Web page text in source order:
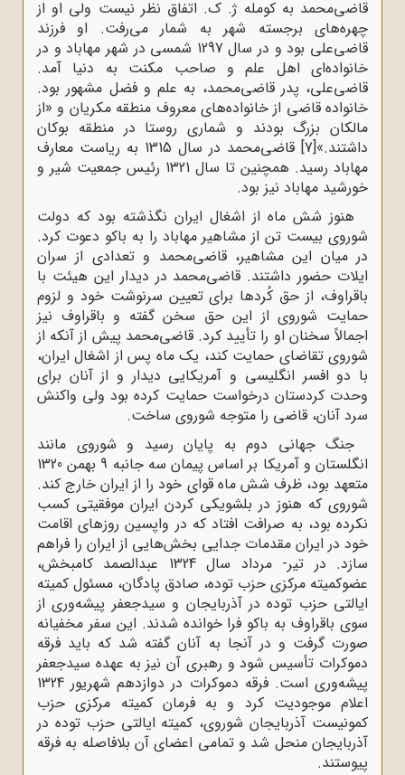
قاضی‌محمد به کومله ژ. ک. اتفاق نظر نیست ولی او از
چهره‌های برجسته شهر به شمار می‌رفت. او فرزند
قاضی‌علی بود و در سال 1297 شمسی در شهر مهاباد و در
خانواده‌ای اهل علم و صاحب مکنت به دنیا آمد.
قاضی‌علی، پدر قاضی‌محمد، به علم و فضل مشهور بود.
خانواده قاضی از خانواده‌های معروف منطقه مکریان و «از
مالکان بزرگ بودند و شماری روستا در منطقه بوکان
داشتند.»[7]
قاضی‌محمد در سال 1315 به ریاست معارف
مهاباد رسید. همچنین تا سال 1321 رئیس جمعیت شیر و
خورشید مهاباد نیز بود.
هنوز شش ماه از اشغال ایران نگذشته بود که دولت
شوروی بیست تن از مشاهیر مهاباد را به باکو دعوت کرد.
در میان این مشاهیر، قاضی‌محمد و تعدادی از سران
ایلات حضور داشتند. قاضی‌محمد در دیدار این هیئت با
باقراوف، از حق کُردها برای تعیین سرنوشت خود و لزوم
حمایت شوروی از این حق سخن گفته و باقراوف نیز
اجمالاً سخنان او را تأیید کرد. قاضی‌محمد پیش از آنکه از
شوروی تقاضای حمایت کند، یک ماه پس از اشغال ایران،
با دو افسر انگلیسی و آمریکایی دیدار و از آنان برای
وحدت کردستان درخواست حمایت کرده بود ولی واکنش
سرد آنان، قاضی را متوجه شوروی ساخت.
جنگ جهانی دوم به پایان رسید و شوروی مانند
انگلستان و آمریکا بر اساس پیمان سه جانبه 9 بهمن 1320
متعهد بود، ظرف شش ماه قوای خود را از ایران خارج کند.
شوروی که هنوز در بلشویکی کردن ایران موفقیتی کسب
نکرده بود، به صرافت افتاد که در واپسین روزهای اقامت
خود در ایران مقدمات جدایی بخش‌هایی از ایران را فراهم
سازد. در تیر- مرداد سال 1324 عبدالصمد کامبخش،
عضوکمیته مرکزی حزب توده، صادق پادگان، مسئول کمیته
ایالتی حزب توده در آذربایجان و سیدجعفر پیشه‌وری از
سوی باقراوف به باکو فرا خوانده شدند. این سفر مخفیانه
صورت گرفت و در آنجا به آنان گفته شد که باید فرقه
دموکرات تأسیس شود و رهبری آن نیز به عهده سیدجعفر
پیشه‌وری است. فرقه دموکرات در دوازدهم شهریور 1324
اعلام موجودیت کرد و به فرمان کمیته مرکزی حزب
کمونیست آذربایجان شوروی، کمیته ایالتی حزب توده در
آذربایجان منحل شد و تمامی اعضای آن بلافاصله به فرقه
پیوستند.